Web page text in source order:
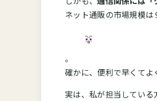
ネット通販の市場規模
。
確かに、便利で早くてよ
実は、私が担当している